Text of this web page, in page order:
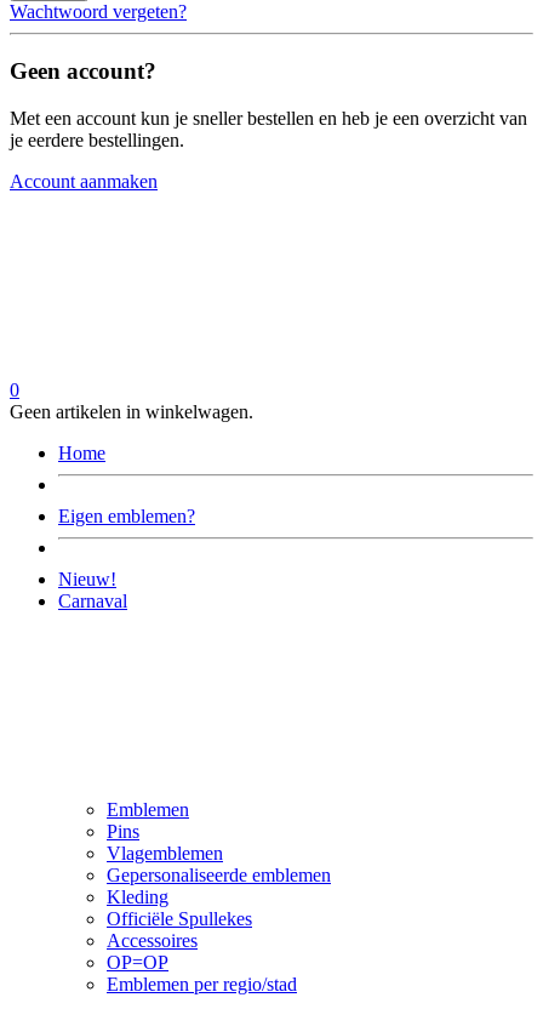
Wachtwoord vergeten?
Geen account?
Met een account kun je sneller bestellen en heb je een overzicht van
je eerdere bestellingen.
Account aanmaken
0
Geen artikelen in winkelwagen.
Home
Eigen emblemen?
Nieuw!
Carnaval
Emblemen
Pins
Vlagemblemen
Gepersonaliseerde emblemen
Kleding
Officiële Spullekes
Accessoires
OP=OP
Emblemen per regio/stad